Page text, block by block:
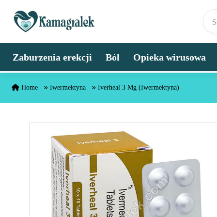
Skip to content
Zaburzenia erekcji Ból Opieka wirusowa
Home Iwermektyna Iverheal 3 Mg (Iwermektyna)